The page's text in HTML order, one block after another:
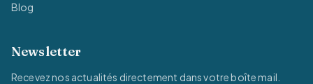
Blog
Newsletter
Recevez nos actualités directement dans votre boîte mail.